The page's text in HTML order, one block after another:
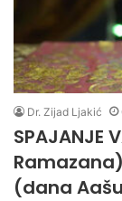
Dr. Zijad Ljakić
SPAJANJE
Ramazana)
(dana